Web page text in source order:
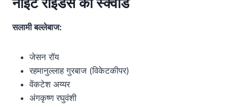
सलामी बल्लेबाज:
जेसन रॉय
रहमानुल्लाह गुरबाज (विकेटकीपर)
वेंकटेश अय्यर
अंगकृष्ण रघुवंशी